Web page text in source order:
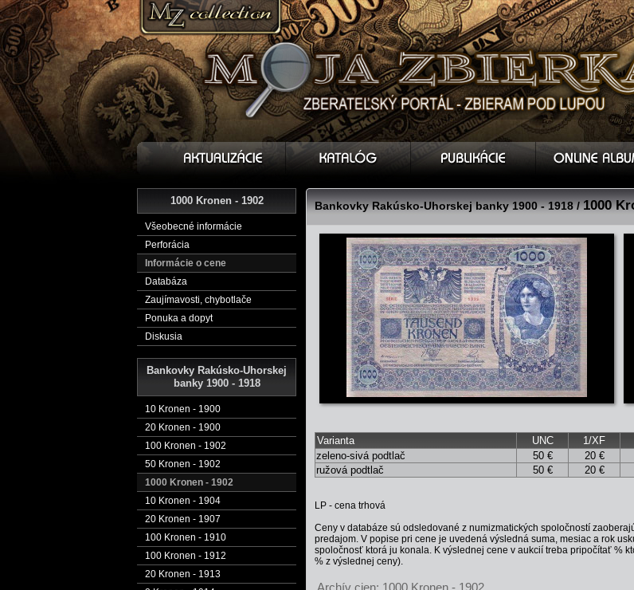
1000 Kronen - 1902
Všeobecné informácie
Perforácia
Informácie o cene
Databáza
Zaujímavosti, chybotlače
Ponuka a dopyt
Diskusia
Bankovky Rakúsko-Uhorskej
banky 1900 - 1918
10 Kronen - 1900
20 Kronen - 1900
100 Kronen - 1902
50 Kronen - 1902
1000 Kronen - 1902
10 Kronen - 1904
20 Kronen - 1907
100 Kronen - 1910
100 Kronen - 1912
20 Kronen - 1913
Bankovky Rakúsko-Uhorskej banky 1900 - 1918 /1000
Varianta UNC 1/XF
zeleno-sivá podtlač
50 € 20 €
ružová podtlač
50 € 20 €
LP - cena trhová
Ceny v databáze sú odsledované z numizmatických spoločností
predajom. V popise pri cene je uvedená výsledná suma, mesiac a rok
spoločnosť ktorá ju konala. K výslednej cene v aukcií treba pripočítať %
% z výslednej ceny).